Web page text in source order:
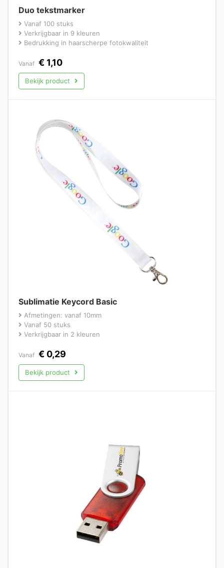
Duo tekstmarker
Vanaf 100 stuks
Verkrijgbaar in 9 kleuren
Bedrukking in haarscherpe fotokwaliteit
Vanaf € 1,10
Bekijk product
Sublimatie Keycord Basic
Afmetingen: vanaf 10mm
Vanaf 50 stuks
Verkrijgbaar in 2 kleuren
Vanaf € 0,29
Bekijk product